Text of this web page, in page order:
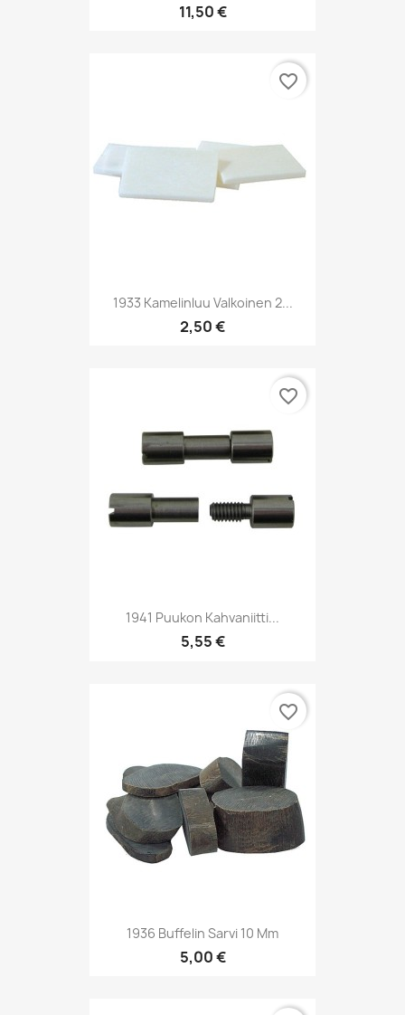
11,50 €
1933 Kamelinluu Valkoinen 2...
2,50 €
favorite_border
1941 Puukon Kahvaniitti...
5,55 €
favorite_border
1936 Buffelin Sarvi 10 Mm
5,00 €
favorite_border